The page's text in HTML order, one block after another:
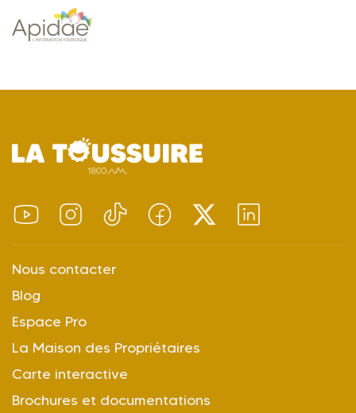
Nous contacter
Blog
Espace Pro
La Maison des Propriétaires
Carte interactive
Brochures et documentations